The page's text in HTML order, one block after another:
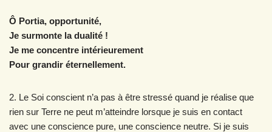
Ô Portia, opportunité,
Je surmonte la dualité !
Je me concentre intérieurement
Pour grandir éternellement.
2. Le Soi conscient n’a pas à être stressé quand je réalise que
rien sur Terre ne peut m’atteindre lorsque je suis en contact
avec une conscience pure, une conscience neutre. Si je suis